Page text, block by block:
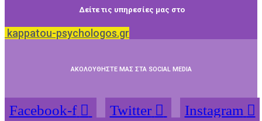
Δείτε τις υπηρεσίες μας στο
kappatou-psychologos.gr
ΑΚΟΛΟΥΘΗΣΤΕ ΜΑΣ ΣΤΑ SOCIAL MEDIA
Facebook-f Twitter
Instagram